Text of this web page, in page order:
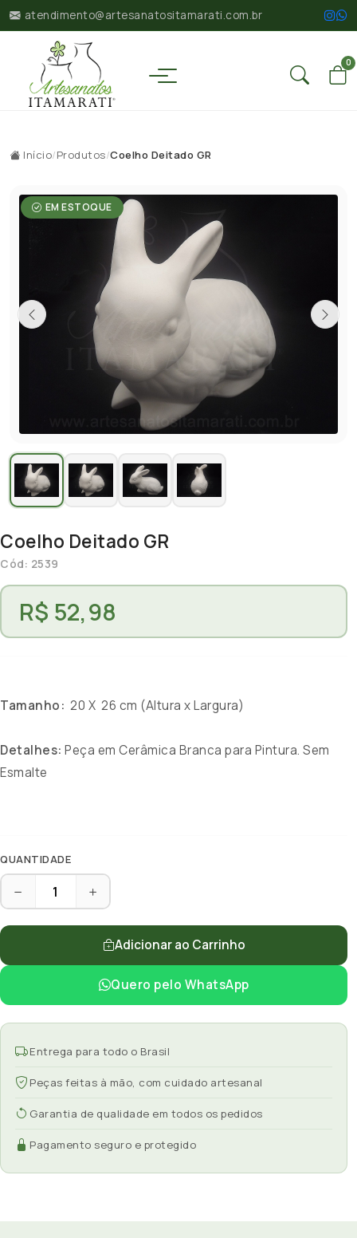
atendimento@artesanatositamarati.com.br
0
Início/Produtos/Coelho Deitado GR
EM ESTOQUE
Coelho Deitado GR
Cód: 2539
R$ 52,98
Tamanho: 20 X 26 cm (Altura x Largura)
Detalhes: Peça em Cerâmica Branca para Pintura. Sem
Esmalte
QUANTIDADE
Adicionar ao Carrinho
Quero pelo WhatsApp
Entrega para todo o Brasil
Peças feitas à mão, com cuidado artesanal
Garantia de qualidade em todos os pedidos
Pagamento seguro e protegido